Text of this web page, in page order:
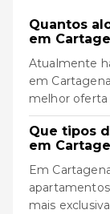
Quantos
em
Atualmente
em
melhor oferta
Que tipos
em
Em
mais